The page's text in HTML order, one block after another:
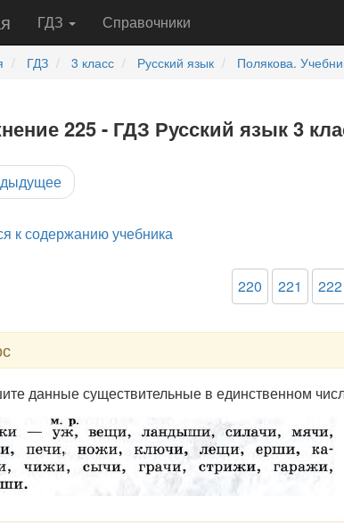
ГДЗ Справочники
ГДЗ 3 класс Русский язык Полякова.
225 - ГДЗ Русский язык 3
к содержанию учебника
220 221 222
данные существительные в единственном